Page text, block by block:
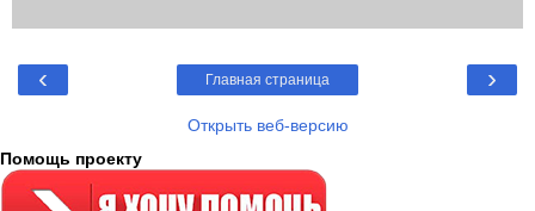
‹ ›
Главная страница
Открыть веб-версию
Помощь проекту